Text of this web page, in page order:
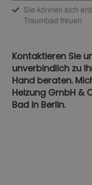
Sie können sich
Traumbad freuen
Kontaktieren Sie
unverbindlich zu
Hand beraten.
Heizung GmbH &
Bad in Berlin.